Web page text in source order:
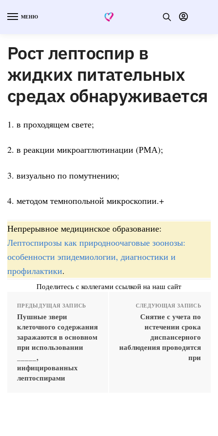
МЕНЮ
Рост лептоспир в
жидких питательных
средах обнаруживается
1. в проходящем свете;
2. в реакции микроагглютинации (РМА);
3. визуально по помутнению;
4. методом темнопольной микроскопии.+
Непрерывное медицинское образование:
Лептоспирозы как природноочаговые зоонозы:
особенности эпидемиологии, диагностики и
профилактики.
Поделитесь с коллегами ссылкой на наш сайт
ПРЕДЫДУЩАЯ ЗАПИСЬ
Пушные звери
клеточного содержания
заражаются в основном
при использовании
_____,
инфицированных
лептоспирами
СЛЕДУЮЩАЯ ЗАПИСЬ
Снятие с учета по
истечении срока
диспансерного
наблюдения проводится
при